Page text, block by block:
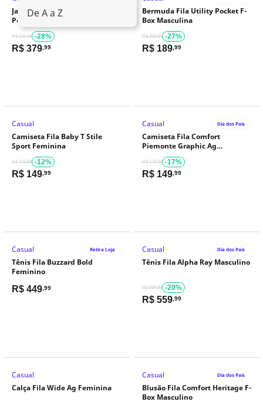
De A a Z
Jaqueta Corta Vento Fila Utility
Pocket F-Box Masculino
R$ 529,99 -28%
R$ 379 ,99
Bermuda Fila Utility Pocket F-
Box Masculina
R$ 259,99 -27%
R$ 189,99
Casual
Camiseta Fila Baby T Stile
Sport Feminina
R$ 169,99 -12%
R$ 149 ,99
Casual Dia dos Pais
Camiseta Fila Comfort
Piemonte Graphic Ag
Masculina
R$ 179,99 -17%
R$ 149,99
Casual Retira Loja
Tênis Fila Buzzard Bold
Feminino
R$ 449 ,99
Casual Dia dos Pais
Tênis Fila Alpha Ray Masculino
R$ 699,99 -20%
R$ 559,99
Casual
Calça Fila Wide Ag Feminina
Casual Dia dos Pais
Blusão Fila Comfort Heritage F-
Box Masculino